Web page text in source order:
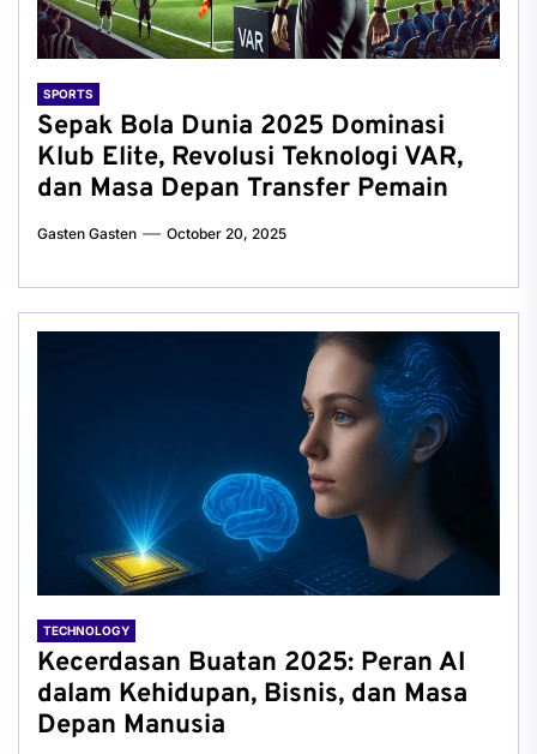
SPORTS
Sepak Bola Dunia 2025 Dominasi
Klub Elite, Revolusi Teknologi VAR,
dan Masa Depan Transfer Pemain
Gasten Gasten October 20, 2025
TECHNOLOGY
Kecerdasan Buatan 2025: Peran AI
dalam Kehidupan, Bisnis, dan Masa
Depan Manusia